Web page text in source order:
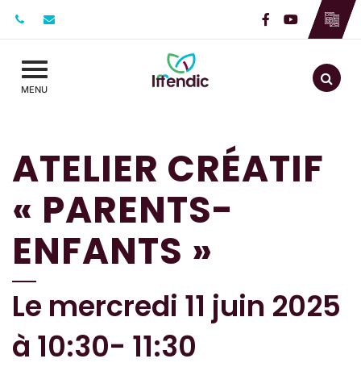
Lien vers le
Lien vers
MENU Aller
ATELIER CRÉATIF
« PARENTS-
ENFANTS »
Le mercredi 11 juin 2025
à 10:30- 11:30